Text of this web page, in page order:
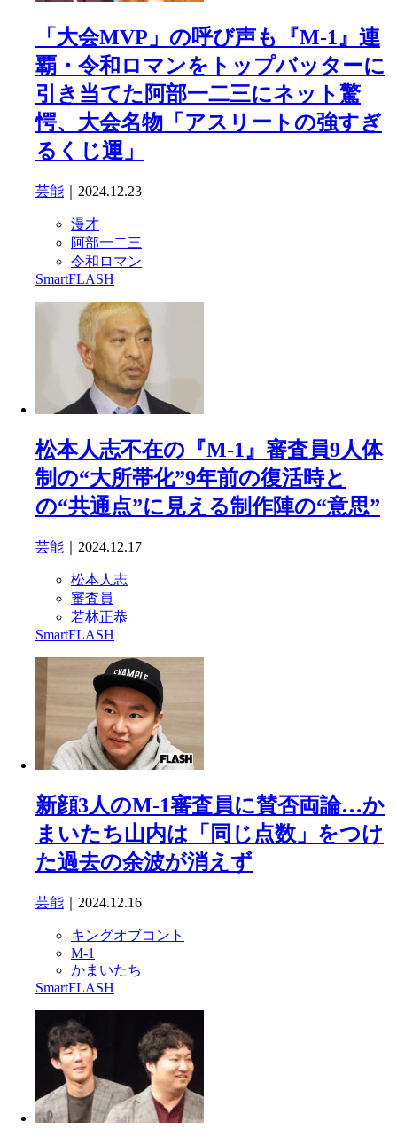
「大会MVP」の呼び声も『M-1』連
覇・令和ロマンをトップバッターに
引き当てた阿部一二三にネット驚
愕、大会名物「アスリートの強すぎ
るくじ運」
芸能 ｜2024.12.23
漫才
阿部一二三
令和ロマン
SmartFLASH
松本人志不在の『M-1』審査員9人体
制の“大所帯化”9年前の復活時と
の“共通点”に見える制作陣の“意思”
芸能 ｜2024.12.17
松本人志
審査員
若林正恭
SmartFLASH
新顔3人のM-1審査員に賛否両論…か
まいたち山内は「同じ点数」をつけ
た過去の余波が消えず
芸能 ｜2024.12.16
キングオブコント
M-1
かまいたち
SmartFLASH